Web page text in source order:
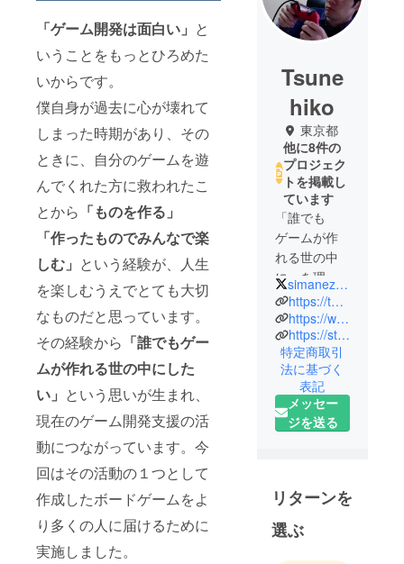
「ゲーム開発は面白い」 と
いうことをもっとひろめた
いからです。
僕自身が過去に心が壊れて
しまった時期があり、その
ときに、自分のゲームを遊
んでくれた方に救われたこ
とから 「ものを作る」
「作ったものでみんなで楽
しむ」 という経験が、人生
を楽しむうえでとても大切
なものだと思っています。
その経験から 「誰でもゲー
ムが作れる世の中にした
い」 という思いが生まれ、
現在のゲーム開発支援の活
動につながっています。今
回はその活動の１つとして
作成したボードゲームをよ
り多くの人に届けるために
実施しました。
Tsune
hiko
東京都
他に8件の
プロジェク
トを掲載し
ています
「誰でも
ゲームが作
れる世の中
に」を理念
にUnityを
使ったゲー
ムの作り方
を教えるオ
ンラインサ
ロン「スタ
ジオしま
づ」のオー
ジェクトと
ドゲーム制
simanezumi1989
https://twitter.com/simanezumi1989
https://www.youtube.com/@studio_shimazu
https://studioshimazu.com/
特定商取引
法に基づく
表記
メッセー
ジを送る
リターンを
選ぶ